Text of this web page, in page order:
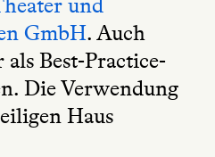
und
GmbH. Auch
Best-Practice-
Die Verwendung
Haus